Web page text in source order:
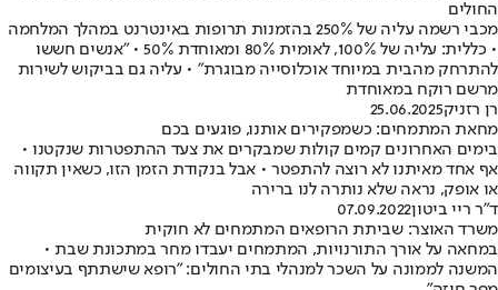
החולים
מכבי רשמה עליה של 250% בהזמנות תרופות באינטרנט במהלך המלחמה
• כללית: עליה של 100%, לאומית 80% ומאוחדת 50% • "אנשים חששו
להתרחק מהבית במיוחד אוכלוסייה מבוגרת" • עליה גם בביקוש לשירות
מרשם רוקח במאוחדת
רן רזניק25.06.2025
מחאת המתמחים: כשמפקירים אותנו, פוגעים בכם
בימים האחרונים קמים קולות שמבקרים את צעד ההתפטרות שנקטנו •
אף אחד מאיתנו לא רוצה להתפטר • אבל בנקודת הזמן הזו, כשאין תקווה
או אופק, נראה שלא נותרה לנו ברירה
ד"ר ריי ביטון07.09.2022
משרד האוצר: שביתת הרופאים המתמחים לא חוקית
במחאה על אורך התורנויות, המתמחים יעבדו מחר במתכונת שבת •
המשנה לממונה על השכר למנהלי בתי החולים: "רופא שישתתף בעיצומים